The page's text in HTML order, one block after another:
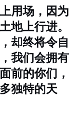
用场，因为
地上行进。
却终将令自
我们会拥有
前的你们，
独特的天